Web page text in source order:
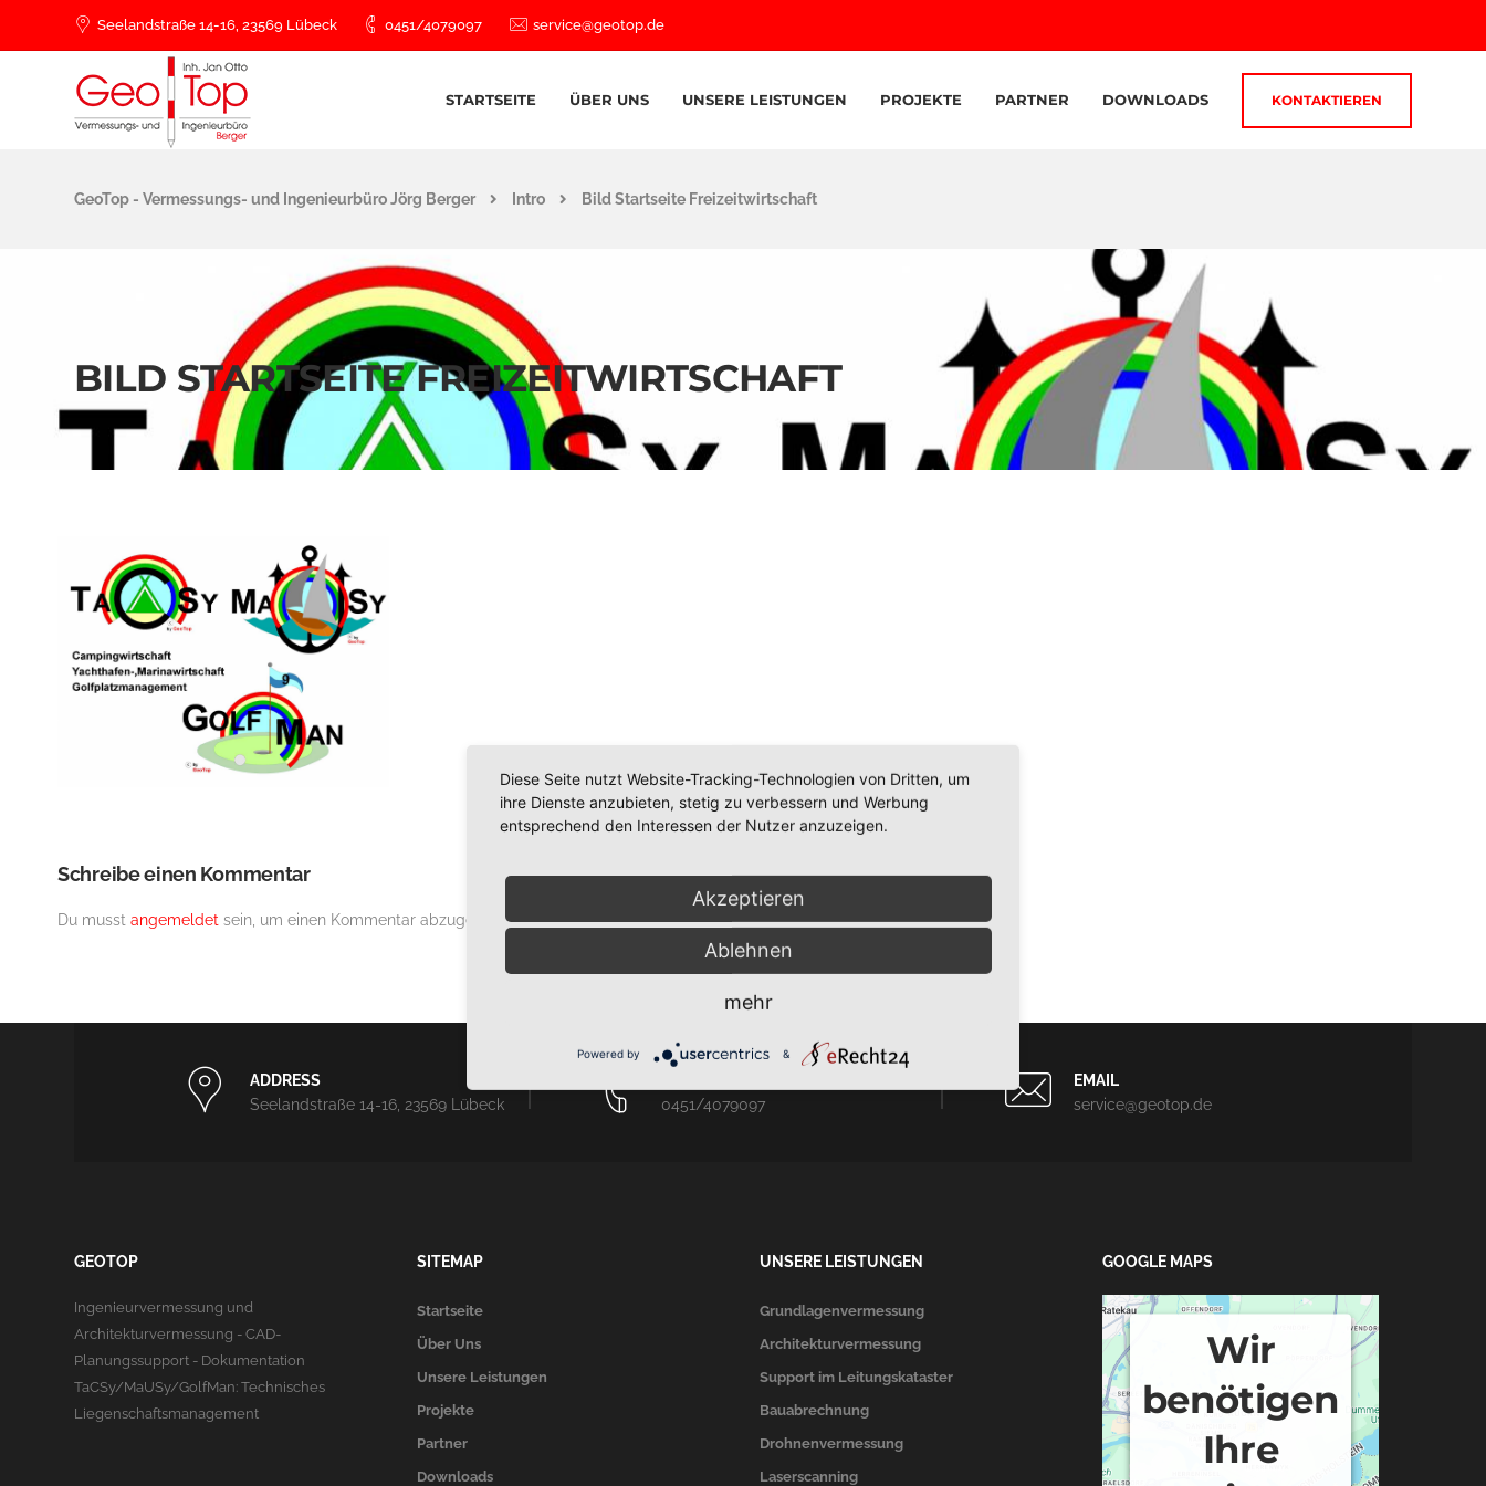
Seelandstraße 14-16, 23569 Lübeck 0451/4079097 service@geotop.de
STARTSEITE ÜBER UNS UNSERE LEISTUNGEN PROJEKTE PARTNER DOWNLOADS KONTAKTIEREN
GeoTop - Vermessungs- und Ingenieurbüro Jörg Berger Intro Bild Startseite Freizeitwirtschaft
BILD STARTSEITE FREIZEITWIRTSCHAFT
Schreibe einen Kommentar
Du musst angemeldet sein, um einen Kommentar abzugeben.
ADDRESS
Seelandstraße 14-16, 23569 Lübeck
0451/4079097
EMAIL
service@geotop.de
GEOTOP
Ingenieurvermessung und
Architekturvermessung - CAD-
Planungssupport - Dokumentation
TaCSy/MaUSy/GolfMan: Technisches
Liegenschaftsmanagement
SITEMAP
Startseite
Über Uns
Unsere Leistungen
Projekte
Partner
Downloads
UNSERE LEISTUNGEN
Grundlagenvermessung
Architekturvermessung
Support im Leitungskataster
Bauabrechnung
Drohnenvermessung
Laserscanning
GOOGLE MAPS
Wir
benötigen
Ihre
Diese Seite nutzt Website-Tracking-Technologien von Dritten, um
ihre Dienste anzubieten, stetig zu verbessern und Werbung
entsprechend den Interessen der Nutzer anzuzeigen.
Akzeptieren
Ablehnen
mehr
Powered by &